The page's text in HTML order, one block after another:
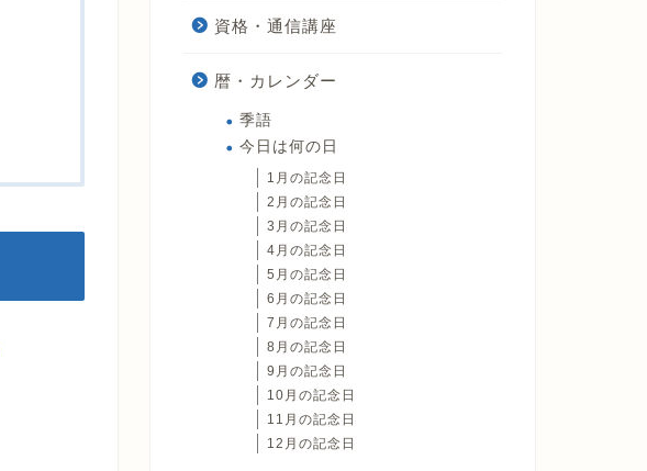
資格・通信講座
暦・カレンダー
季語
今日は何の日
1月の記念日
2月の記念日
3月の記念日
4月の記念日
5月の記念日
6月の記念日
7月の記念日
8月の記念日
9月の記念日
10月の記念日
11月の記念日
12月の記念日